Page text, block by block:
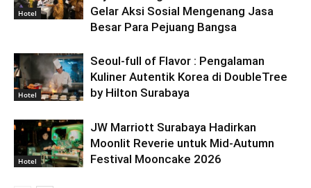
Hotel
Gelar Aksi Sosial Mengenang Jasa
Besar Para Pejuang Bangsa
Hotel
Seoul-full of Flavor : Pengalaman
Kuliner Autentik Korea di DoubleTree
by Hilton Surabaya
Hotel
JW Marriott Surabaya Hadirkan
Moonlit Reverie untuk Mid-Autumn
Festival Mooncake 2026